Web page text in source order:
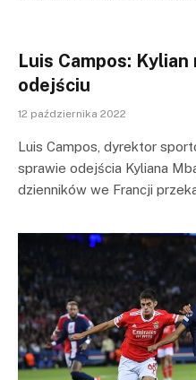
Luis Campos: Kylian
odejściu
12 października 2022
Luis Campos, dyrektor
sprawie odejścia Kyliana
dzienników we Francji